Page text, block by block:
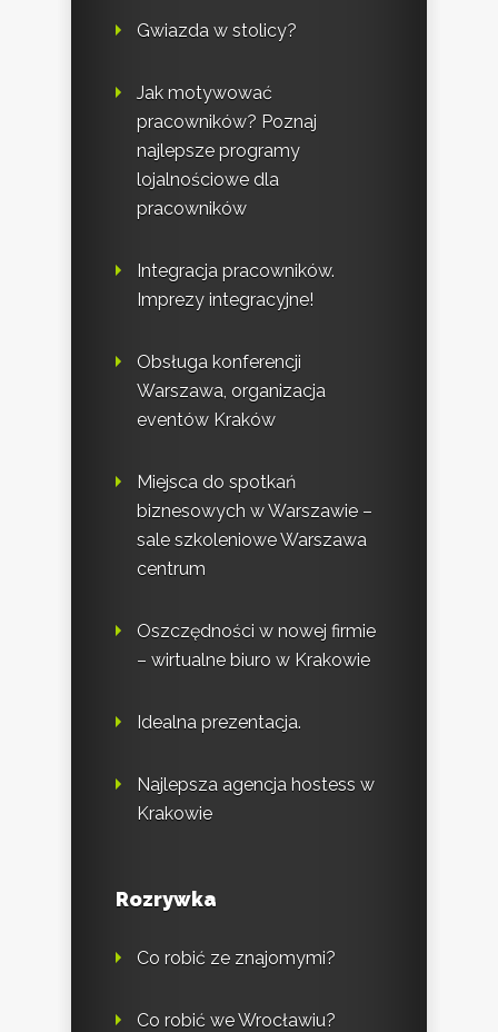
Gwiazda w stolicy?
Jak motywować
pracowników? Poznaj
najlepsze programy
lojalnościowe dla
pracowników
Integracja pracowników.
Imprezy integracyjne!
Obsługa konferencji
Warszawa, organizacja
eventów Kraków
Miejsca do spotkań
biznesowych w Warszawie –
sale szkoleniowe Warszawa
centrum
Oszczędności w nowej firmie
– wirtualne biuro w Krakowie
Idealna prezentacja.
Najlepsza agencja hostess w
Krakowie
Rozrywka
Co robić ze znajomymi?
Co robić we Wrocławiu?